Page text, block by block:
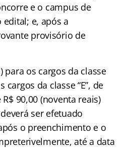
e o campus de
e, após a
provisório de
para os cargos da classe
da classe “E”, de
90,00 (noventa reais)
ser efetuado
o preenchimento e o
até a data